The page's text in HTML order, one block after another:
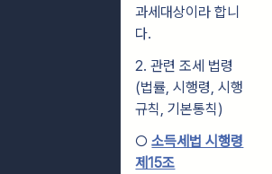
과세대상이라 합니
다.
2. 관련 조세 법령
(법률, 시행령, 시행
규칙, 기본통칙)
○소득세법 시행령
제15조